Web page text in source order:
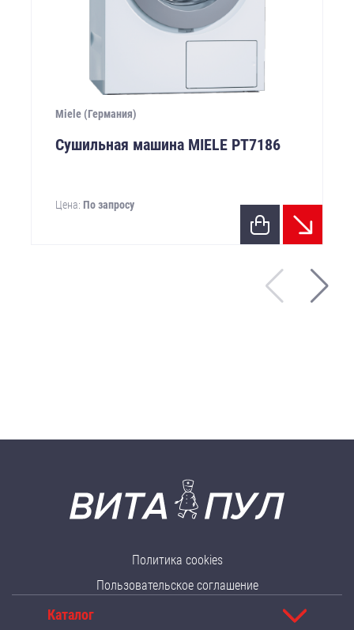
Miele (Германия)
Сушильная машина MIELE PТ7186
Цена: По запросу
Политика cookies
Пользовательское соглашение
Каталог